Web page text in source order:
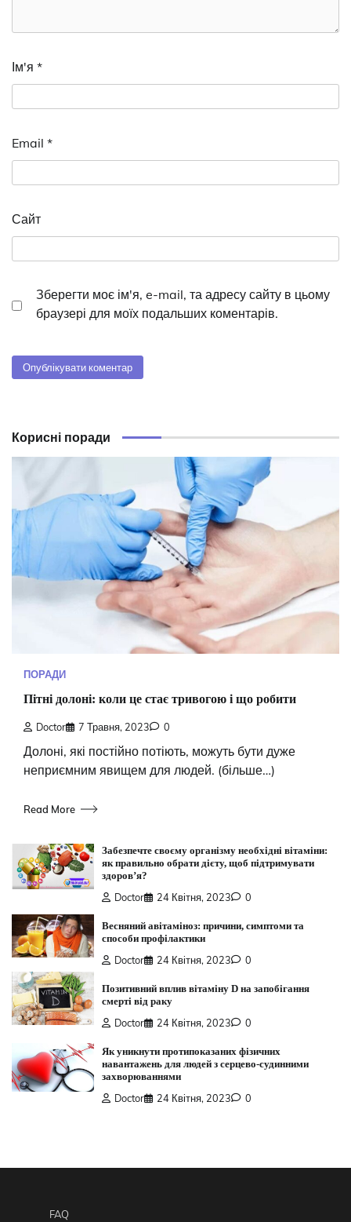
Ім'я *
Email *
Сайт
Зберегти моє ім'я, e-mail, та адресу сайту в цьому
браузері для моїх подальших коментарів.
Корисні поради
ПОРАДИ
Пітні долоні: коли це стає тривогою і що робити
Doctor 7 Травня, 2023 0
Долоні, які постійно потіють, можуть бути дуже
неприємним явищем для людей. (більше…)
Read More
Забезпечте своєму організму необхідні вітаміни:
як правильно обрати дієту, щоб підтримувати
здоров’я?
Doctor 24 Квітня, 2023 0
Весняний авітаміноз: причини, симптоми та
способи профілактики
Doctor 24 Квітня, 2023 0
Позитивний вплив вітаміну D на запобігання
смерті від раку
Doctor 24 Квітня, 2023 0
Як уникнути протипоказаних фізичних
навантажень для людей з серцево-судинними
захворюваннями
Doctor 24 Квітня, 2023 0
FAQ